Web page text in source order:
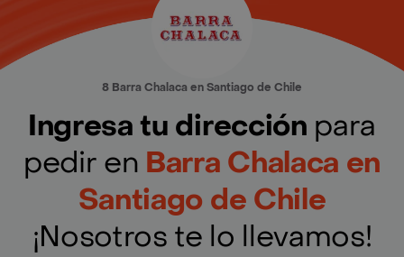
8 Barra Chalaca en Santiago de Chile
Ingresa tu dirección para
pedir en Barra Chalaca en
Santiago de Chile
¡Nosotros te lo llevamos!